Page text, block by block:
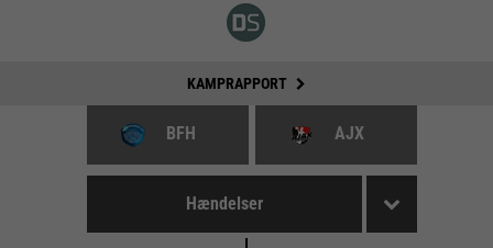
KAMPRAPPORT
BFH AJX
Hændelser